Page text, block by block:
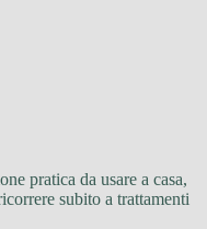
pratica da usare a casa,
subito a trattamenti